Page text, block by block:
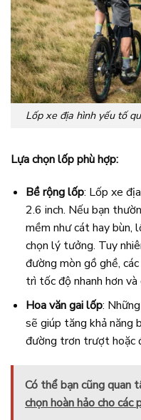
Lốp xe địa hình yếu tố
Lựa chọn lốp phù hợp:
Bề rộng lốp: Lốp xe
2.6 inch. Nếu bạn
mềm như cát hay
chọn lý tưởng. Tuy
đường mòn gồ ghề,
trì tốc độ nhanh hơn
Hoa văn gai lốp:
sẽ giúp tăng khả năng
đường trơn trượt hoặc
Có thể bạn cũng quan
chọn hoàn hảo cho